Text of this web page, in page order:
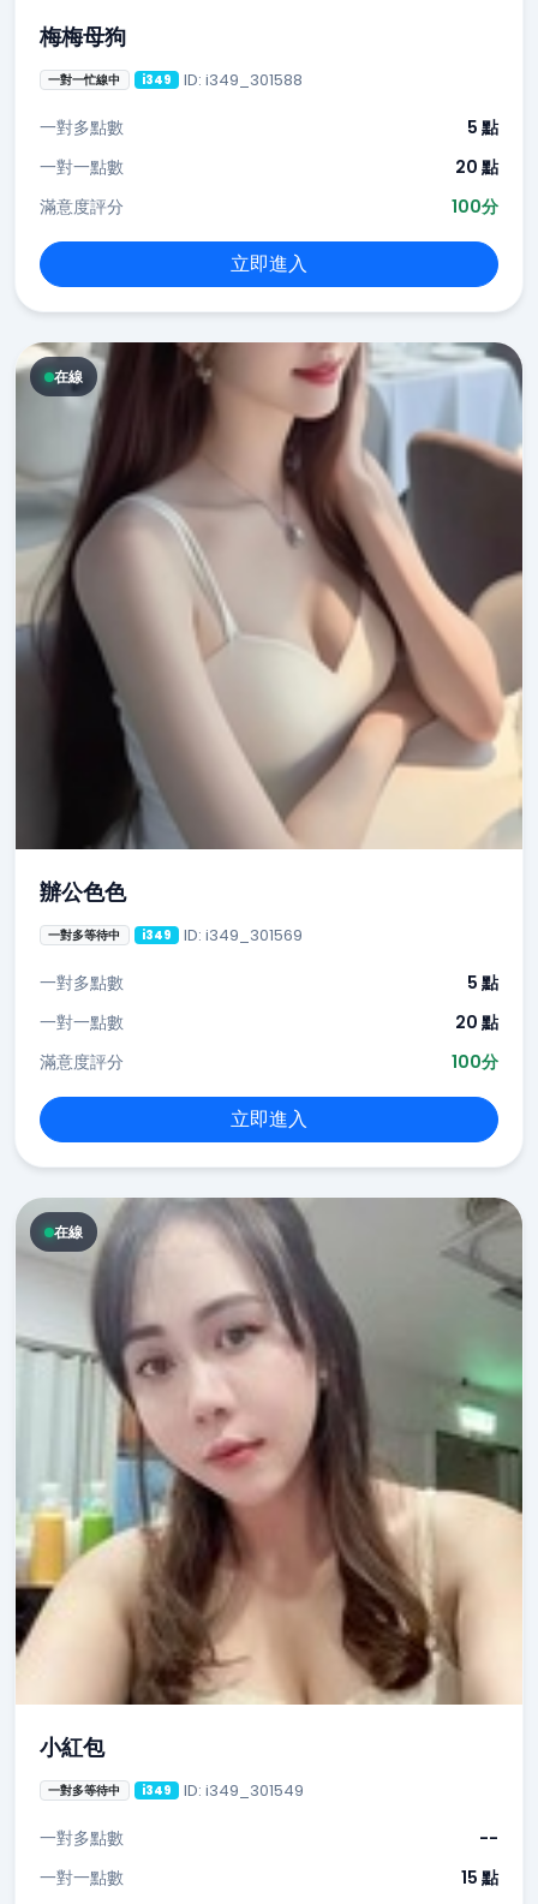
梅梅母狗
一對一忙線中 i349 ID: i349_301588
一對多點數
5 點
一對一點數
20 點
滿意度評分
100分
立即進入
在線
辦公色色
一對多等待中 i349 ID: i349_301569
一對多點數
5 點
一對一點數
20 點
滿意度評分
100分
立即進入
在線
小紅包
一對多等待中 i349 ID: i349_301549
一對多點數
--
一對一點數
15 點